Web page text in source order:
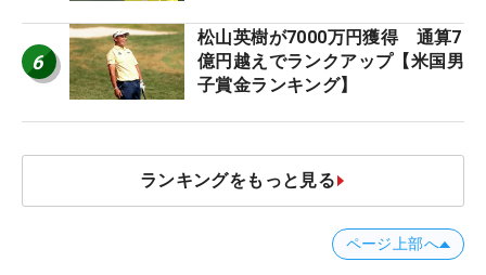
6
松山英樹が7000万円獲得 通算7
億円越えでランクアップ【米国男
子賞金ランキング】
ランキングをもっと見る
ページ上部へ